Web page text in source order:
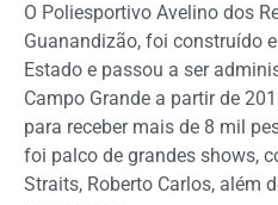
O Poliesportivo Avelino dos
Guanandizão, foi construído
Estado e passou a ser
Campo Grande a partir de
para receber mais de 8 mil
foi palco de grandes shows,
Straits, Roberto Carlos, além